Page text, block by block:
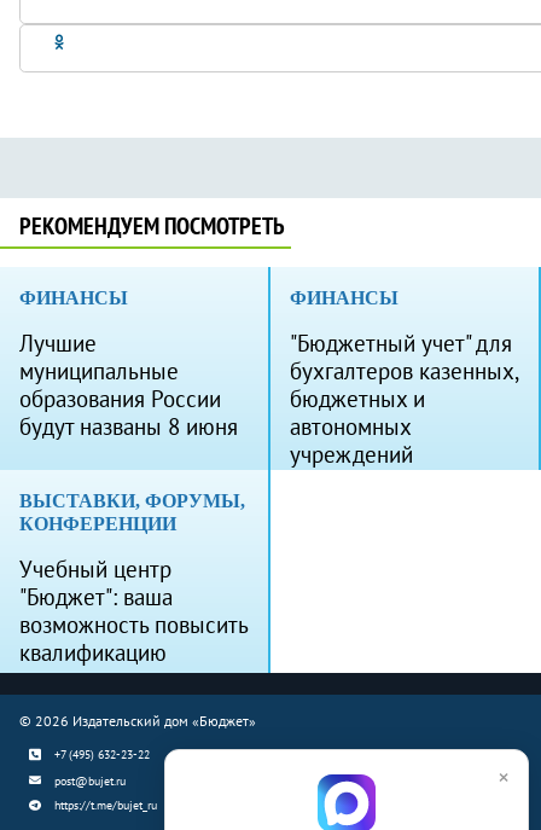
РЕКОМЕНДУЕМ ПОСМОТРЕТЬ
ФИНАНСЫ
Лучшие
муниципальные
образования России
будут названы 8 июня
ФИНАНСЫ
"Бюджетный учет" для
бухгалтеров казенных,
бюджетных и
автономных
учреждений
ВЫСТАВКИ, ФОРУМЫ,
КОНФЕРЕНЦИИ
Учебный центр
"Бюджет": ваша
возможность повысить
квалификацию
© 2026 Издательский дом «Бюджет»
+7 (495) 632-23-22
post@bujet.ru
https://t.me/bujet_ru
×